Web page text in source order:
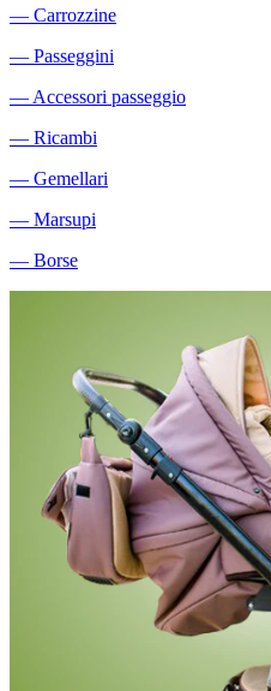
― Carrozzine
― Passeggini
― Accessori passeggio
― Ricambi
― Gemellari
― Marsupi
― Borse